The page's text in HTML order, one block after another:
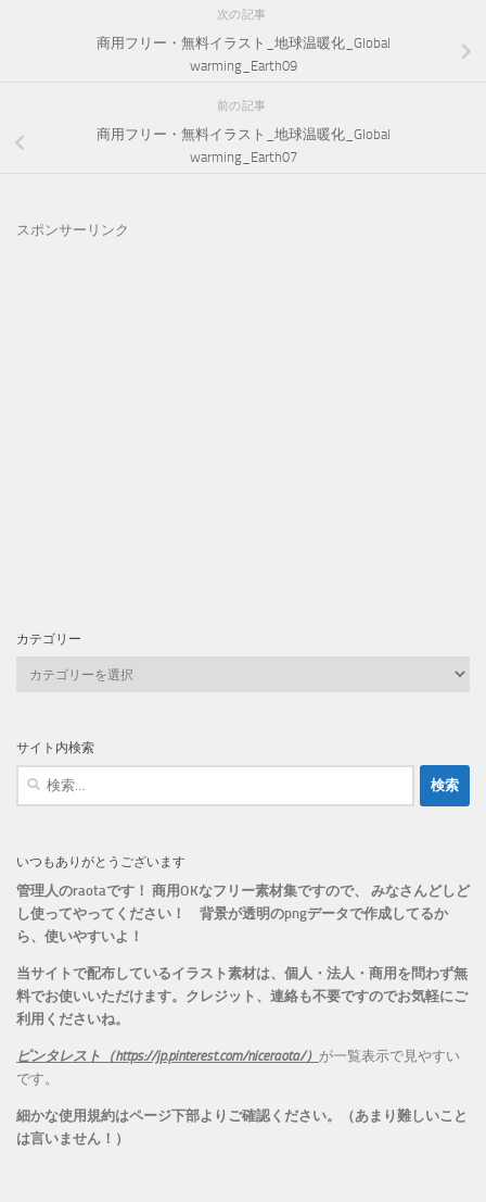
次の記事
商用フリー・無料イラスト_地球温暖化_Global
warming_Earth09
前の記事
商用フリー・無料イラスト_地球温暖化_Global
warming_Earth07
スポンサーリンク
カテゴリー
ー
サイト内検索
いつもありがとうございます
管理人のraotaです！ 商用OKなフリー素材集ですので、 みなさんどしど
し使ってやってください！ 背景が透明のpngデータで作成してるか
ら、 使いやすいよ！
当サイトで配布しているイラスト素材は、個人・法人・商用を問わず無
料でお使いいただけます。 クレジット、連絡も不要ですのでお気軽にご
利用くださいね。
ピンタレスト（https://jp.pinterest.com/niceraota/） が一覧表示で見やすい
です。
細かな使用規約はページ下部よりご確認ください。（あまり難しいこと
は言いません！）